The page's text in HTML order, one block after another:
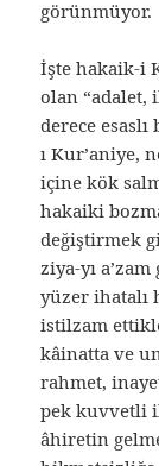
görünmüyor.
İşte hakaik-i
olan “adalet,
derece
ı Kur’aniye,
içine kök
hakaiki
değiştirmek
ziya-yı
yüzer
istilzam
kâinatta ve
rahmet,
pek kuvvetli
âhiretin